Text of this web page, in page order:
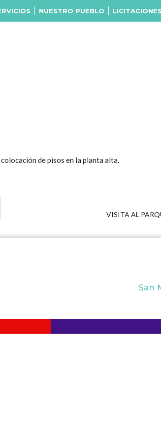
NUESTRO PUEBLO LICITACIONES
de pisos en la planta alta.
VISITA AL
San